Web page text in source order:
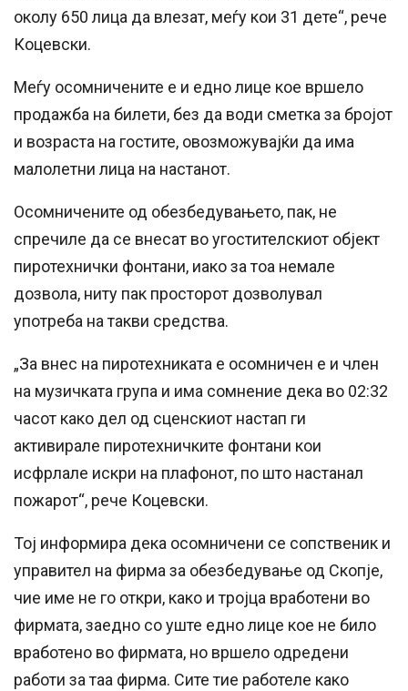
околу 650 лица да влезат, меѓу кои 31 дете“, рече
Коцевски.
Меѓу осомничените е и едно лице кое вршело
продажба на билети, без да води сметка за бројот
и возраста на гостите, овозможувајќи да има
малолетни лица на настанот.
Осомничените од обезбедувањето, пак, не
спречиле да се внесат во угостителскиот објект
пиротехнички фонтани, иако за тоа немале
дозвола, ниту пак просторот дозволувал
употреба на такви средства.
„За внес на пиротехниката е осомничен е и член
на музичката група и има сомнение дека во 02:32
часот како дел од сценскиот настап ги
активирале пиротехничките фонтани кои
исфрлале искри на плафонот, по што настанал
пожарот“, рече Коцевски.
Тој информира дека осомничени се сопственик и
управител на фирма за обезбедување од Скопје,
чие име не го откри, како и тројца вработени во
фирмата, заедно со уште едно лице кое не било
вработено во фирмата, но вршело одредени
работи за таа фирма. Сите тие работеле како